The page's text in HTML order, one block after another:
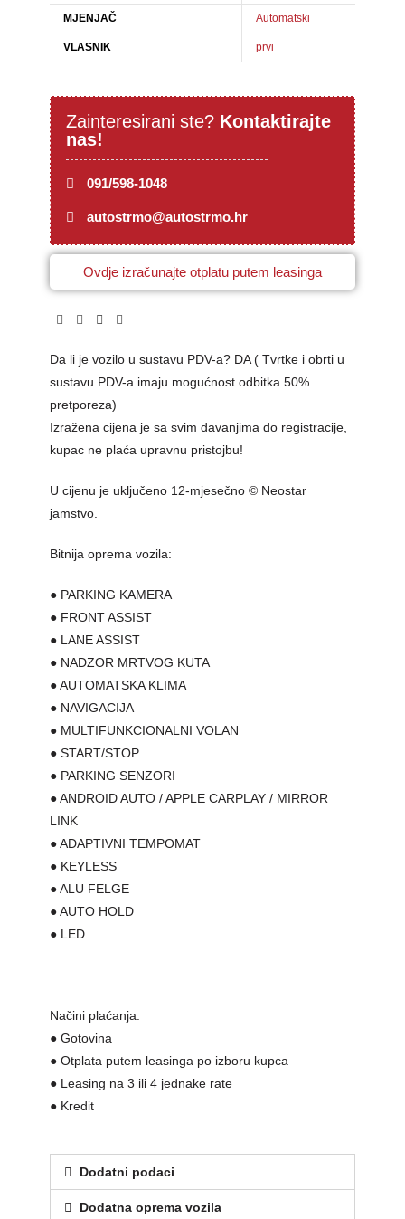
MJENJAČ Automatski
VLASNIK prvi
Zainteresirani ste? Kontaktirajte
nas!
091/598-1048
autostrmo@autostrmo.hr
Ovdje izračunajte otplatu putem leasinga
Da li je vozilo u sustavu PDV-a? DA ( Tvrtke i obrti u
sustavu PDV-a imaju mogućnost odbitka 50%
pretporeza)
Izražena cijena je sa svim davanjima do registracije,
kupac ne plaća upravnu pristojbu!
U cijenu je uključeno 12-mjesečno © Neostar
jamstvo.
Bitnija oprema vozila:
● PARKING KAMERA
● FRONT ASSIST
● LANE ASSIST
● NADZOR MRTVOG KUTA
● AUTOMATSKA KLIMA
● NAVIGACIJA
● MULTIFUNKCIONALNI VOLAN
● START/STOP
● PARKING SENZORI
● ANDROID AUTO / APPLE CARPLAY / MIRROR
LINK
● ADAPTIVNI TEMPOMAT
● KEYLESS
● ALU FELGE
● AUTO HOLD
● LED
Načini plaćanja:
● Gotovina
● Otplata putem leasinga po izboru kupca
● Leasing na 3 ili 4 jednake rate
● Kredit
Dodatni podaci
Dodatna oprema vozila